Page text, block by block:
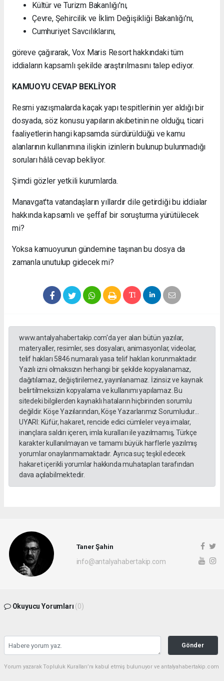
Kültür ve Turizm Bakanlığı'nı,
Çevre, Şehircilik ve İklim Değişikliği Bakanlığı'nı,
Cumhuriyet Savcılıklarını,
göreve çağırarak, Vox Maris Resort hakkındaki tüm
iddiaların kapsamlı şekilde araştırılmasını talep ediyor.
KAMUOYU CEVAP BEKLİYOR
Resmi yazışmalarda kaçak yapı tespitlerinin yer aldığı bir
dosyada, söz konusu yapıların akıbetinin ne olduğu, ticari
faaliyetlerin hangi kapsamda sürdürüldüğü ve kamu
alanlarının kullanımına ilişkin izinlerin bulunup bulunmadığı
soruları hâlâ cevap bekliyor.
Şimdi gözler yetkili kurumlarda.
Manavgat'ta vatandaşların yıllardır dile getirdiği bu iddialar
hakkında kapsamlı ve şeffaf bir soruşturma yürütülecek
mi?
Yoksa kamuoyunun gündemine taşınan bu dosya da
zamanla unutulup gidecek mi?
www.antalyahabertakip.com'da yer alan bütün yazılar,
materyaller, resimler, ses dosyaları, animasyonlar, videolar,
telif hakları 5846 numaralı yasa telif hakları korunmaktadır.
Yazılı izni olmaksızın herhangi bir şekilde kopyalanamaz,
dağıtılamaz, değiştirilemez, yayınlanamaz. İzinsiz ve kaynak
belirtilmeksizin kopyalama ve kullanımı yapılamaz. Bu
sitedeki bilgilerden kaynaklı hataların hiçbirinden sorumlu
değildir. Köşe Yazılarından, Köşe Yazarlarımız Sorumludur...
UYARI: Küfür, hakaret, rencide edici cümleler veya imalar,
inançlara saldırı içeren, imla kuralları ile yazılmamış, Türkçe
karakter kullanılmayan ve tamamı büyük harflerle yazılmış
yorumlar onaylanmamaktadır. Ayrıca suç teşkil edecek
hakaret içerikli yorumlar hakkında muhatapları tarafından
dava açılabilmektedir.
Taner Şahin
info@antalyahabertakip.com
Okuyucu Yorumları (0)
Gönder
Yorum yazarak Topluluk Kuralları’nı kabul etmiş bulunuyor ve antalyahabertakip.com